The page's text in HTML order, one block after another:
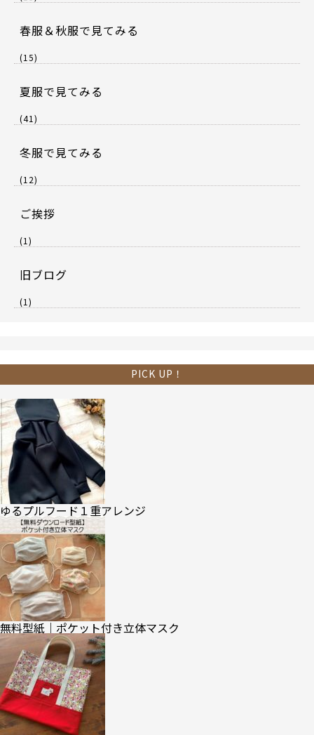
春服＆秋服で見てみる
(15)
夏服で見てみる
(41)
冬服で見てみる
(12)
ご挨拶
(1)
旧ブログ
(1)
PICK UP！
ゆるプルフード１重アレンジ
無料型紙｜ポケット付き立体マスク